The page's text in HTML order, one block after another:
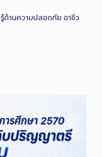
ด้านความปลอดภัย อาชีว